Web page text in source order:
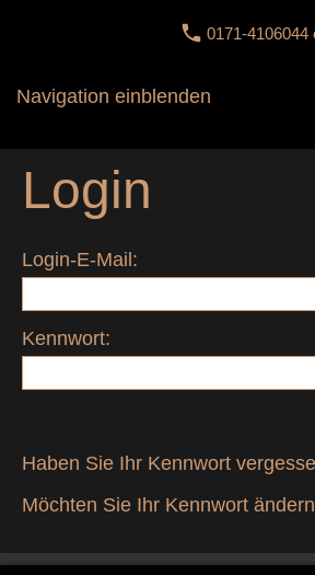
0171-4106044
Navigation einblenden
Login
Login-E-Mail:
Kennwort:
Haben Sie Ihr Kennwort
Möchten Sie Ihr Kennwort